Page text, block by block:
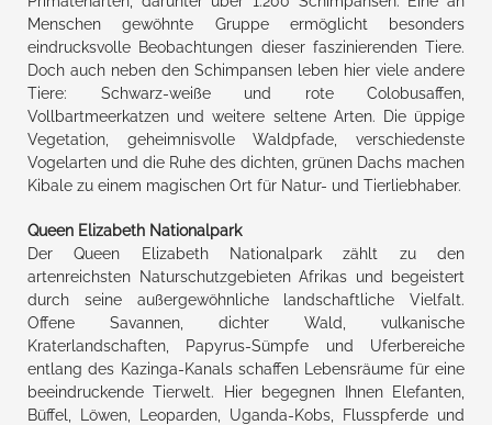
Menschen gewöhnte Gruppe ermöglicht besonders
eindrucksvolle Beobachtungen dieser faszinierenden Tiere.
Doch auch neben den Schimpansen leben hier viele andere
Tiere: Schwarz-weiße und rote Colobusaffen,
Vollbartmeerkatzen und weitere seltene Arten. Die üppige
Vegetation, geheimnisvolle Waldpfade, verschiedenste
Vogelarten und die Ruhe des dichten, grünen Dachs machen
Kibale zu einem magischen Ort für Natur- und Tierliebhaber.
Queen Elizabeth Nationalpark
Der Queen Elizabeth Nationalpark zählt zu den
artenreichsten Naturschutzgebieten Afrikas und begeistert
durch seine außergewöhnliche landschaftliche Vielfalt.
Offene Savannen, dichter Wald, vulkanische
Kraterlandschaften, Papyrus-Sümpfe und Uferbereiche
entlang des Kazinga-Kanals schaffen Lebensräume für eine
beeindruckende Tierwelt. Hier begegnen Ihnen Elefanten,
Büffel, Löwen, Leoparden, Uganda-Kobs, Flusspferde und